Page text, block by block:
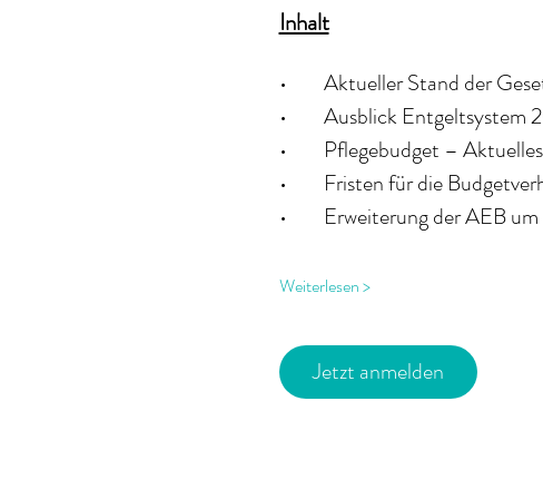
Inhalt
•	Aktueller Stand der
•	Ausblick
•	Pflegebudget –
•	Fristen für die
•	Erweiterung der AEB
Weiterlesen >
Jetzt anmelden